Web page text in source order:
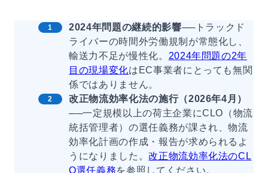
2024年問題の継続的影響──トラックド
ライバーの時間外労働規制が常態化し、
輸送力不足が慢性化。 2024年問題の2年
目の現場変化はEC事業者にとっても無関
係ではありません。
改正物流効率化法の施行（2026年4月）
──一定規模以上の荷主企業にCLO（物流
統括管理者）の選任義務が課され、物流
効率化計画の作成・報告が求められるよ
うになりました。改正物流効率化法のCL
O選任義務を参照してください。